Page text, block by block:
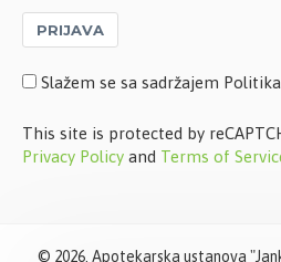
PRIJAVA
Slažem se sa sadržajem
This site is protected by
Privacy Policy and Terms of
© 2026. Apotekarska ustanova